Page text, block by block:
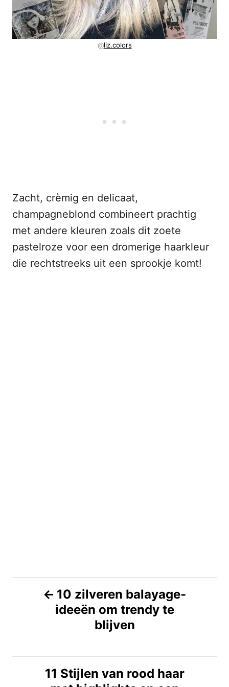
@liz.colors
Zacht, crèmig en delicaat,
champagneblond combineert prachtig
met andere kleuren zoals dit zoete
pastelroze voor een dromerige haarkleur
die rechtstreeks uit een sprookje komt!
i
10 zilveren balayage-
ideeën om trendy te
blijven
11 Stijlen van rood haar